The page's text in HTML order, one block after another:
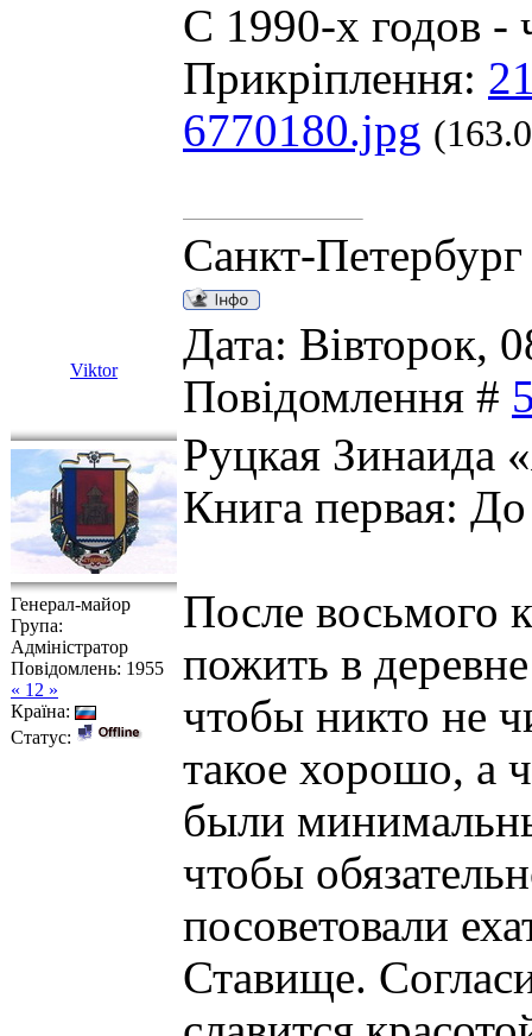
С 1990-х годов -
Прикріплення:
6770180.jpg
Санкт-Петербург
Viktor
Дата: Вівторок,
Повідомлення #
Генерал-майор
Група:
Адміністратор
Повідомлень: 1955
« 12 »
Країна:
Статус:
Руцкая Зинаида
Книга первая:
После восьмого
пожить в
чтобы никто не
такое хорошо, а
были
чтобы
посоветовали
Ставище.